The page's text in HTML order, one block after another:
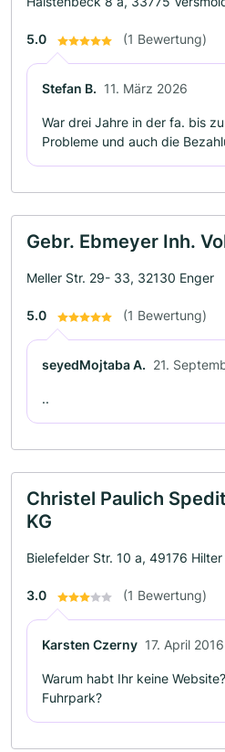
5.0 (1 Bewertung)
Stefan B. 11. März 2026
War drei Jahre in der fa. bis
Probleme und auch die
Gebr. Ebmeyer Inh.
Meller Str. 29- 33, 32130 Enger
5.0 (1 Bewertung)
seyedMojtaba A. 21.
..
Christel Paulich
KG
Bielefelder Str. 10 a, 49176 Hilter
3.0 (1 Bewertung)
Karsten Czerny 17. April 2016
Warum habt Ihr keine
Fuhrpark?